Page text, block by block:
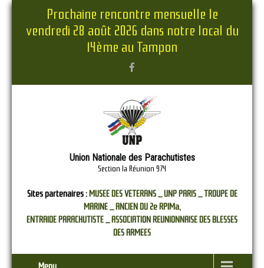
Prochaine rencontre mensuelle le
vendredi 28 août 2026 dans notre local du
14ème au Tampon
Union Nationale des Parachutistes
Section la Réunion 974
Sites partenaires :MUSEE DES VETERANS _UNP PARIS _TROUPE DE
MARINE _ANCIEN DU 2e RPIMa,
ENTRAIDE PARACHUTISTE _ASSOCIATION REUNIONNAISE DES BLESSES
DES ARMEES